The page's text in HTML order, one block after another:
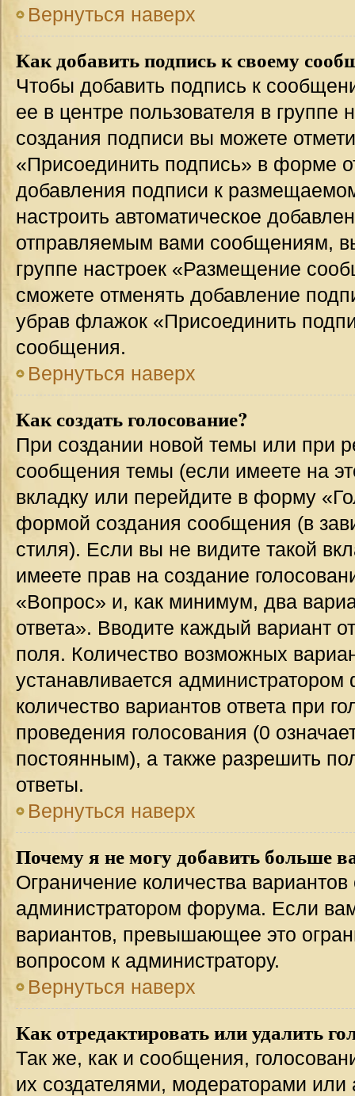
Вернуться наверх
Как добавить подпись к своему
Чтобы добавить подпись к
ее в центре пользователя в
создания подписи вы можете
«Присоединить подпись» в форме
добавления подписи к
настроить автоматическое
отправляемым вами сообщениям,
группе настроек «Размещение
сможете отменять добавление
убрав флажок «Присоединить
сообщения.
Вернуться наверх
Как создать голосование?
При создании новой темы или при
сообщения темы (если имеете на
вкладку или перейдите в форму
формой создания сообщения (в
стиля). Если вы не видите такой
имеете прав на создание
«Вопрос» и, как минимум, два
ответа». Вводите каждый вариант
поля. Количество возможных
устанавливается
количество вариантов ответа при
проведения голосования (0
постоянным), а также разрешить
ответы.
Вернуться наверх
Почему я не могу добавить больше
Ограничение количества вариантов
администратором форума. Если
вариантов, превышающее это
вопросом к администратору.
Вернуться наверх
Как отредактировать или удалить
Так же, как и сообщения,
их создателями, модераторами